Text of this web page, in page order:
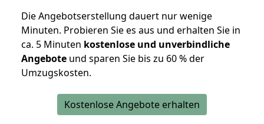
Die Angebotserstellung dauert nur wenige
Minuten. Probieren Sie es aus und erhalten Sie in
ca. 5 Minuten kostenlose und unverbindliche
Angebote und sparen Sie bis zu 60 % der
Umzugskosten.
Kostenlose Angebote erhalten